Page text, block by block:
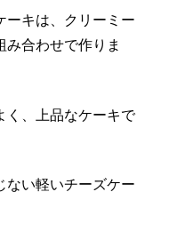
ーキは、クリーミー
み合わせで作りま
く、上品なケーキで
ない軽いチーズケー